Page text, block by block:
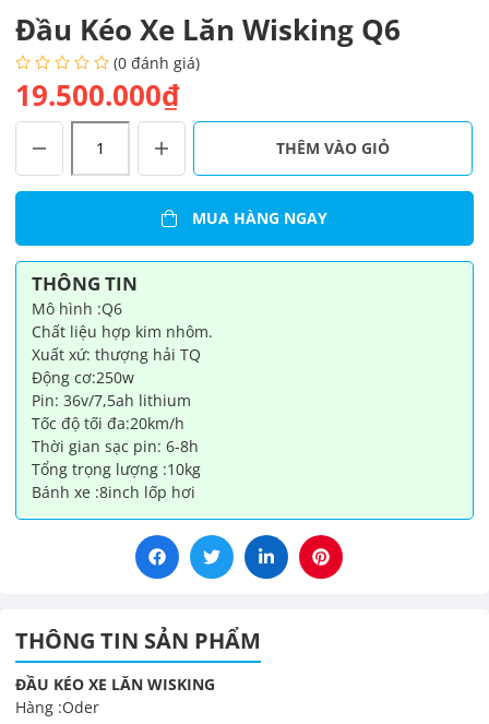
Đầu Kéo Xe Lăn Wisking Q6
(0 đánh giá)
19.500.000₫
Xe
Q6
số
lượng
THÊM VÀO GIỎ
MUA HÀNG NGAY
THÔNG TIN
Mô hình :Q6
Chất liệu hợp kim nhôm.
Xuất xứ: thượng hải TQ
Động cơ:250w
Pin: 36v/7,5ah lithium
Tốc độ tối đa:20km/h
Thời gian sạc pin: 6-8h
Tổng trọng lượng :10kg
Bánh xe :8inch lốp hơi
THÔNG TIN SẢN PHẨM
ĐẦU KÉO XE LĂN WISKING
Hàng :Oder